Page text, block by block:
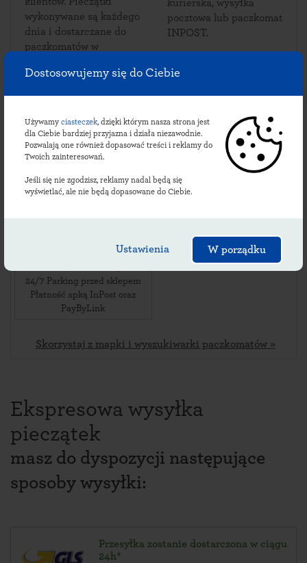
Dostosowujemy się do Ciebie
Używamy ciasteczek, dzięki którym nasza strona jest
dla Ciebie bardziej przyjazna i działa niezawodnie.
Pozwalają one również dopasować treści i reklamy do
Twoich zainteresowań.
Jeśli się nie zgodzisz, reklamy nadal będą się
wyświetlać, ale nie będą dopasowane do Ciebie.
Ustawienia W porządku
wykonywane są każdego
dnia i dostarczane do
paczkomatów w
kurierska, wysyłka
pocztowa lub paczkomat
INPOST.
Sprawdź lokalizacje
kleczanowskich
paczkomatów:
,
24/7 Parking przed sklepem
Płatność apką InPost oraz
PayByLink
Skorzystaj z mapki i wyszukiwarki paczkomatów »
Ekspresowa wysyłka
pieczątek
masz do dyspozycji następujące
sposoby wysyłki:
Przesyłka zostanie dostarczona w ciągu
24h*